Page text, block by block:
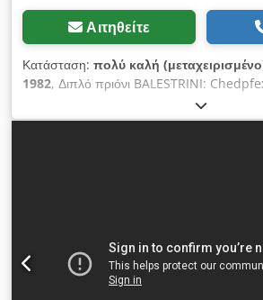
Αιτηθείτε
Κατάσταση: πολύ καλή
1982, Διπλό πριόνι BALESTRINI:
Μέγιστο πλάτος εργασίας: 360 mm
120 mm Ελάχιστο μήκος εργασίας: 240
κινητήρες 2 x 7,5 HP Κινητήρας